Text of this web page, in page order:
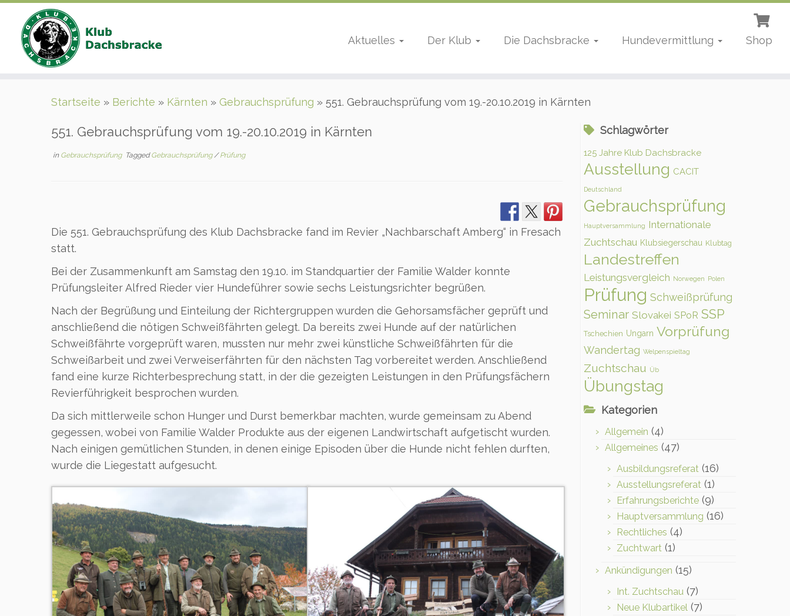
Aktuelles Der Klub Die Dachsbracke Hundevermittlung Shop
Startseite » Berichte » Kärnten » Gebrauchsprüfung » 551. Gebrauchsprüfung vom 19.-20.10.2019 in Kärnten
551. Gebrauchsprüfung vom 19.-20.10.2019 in Kärnten
in Gebrauchsprüfung TaggedGebrauchsprüfung/Prüfung
Die 551. Gebrauchsprüfung des Klub Dachsbracke fand im Revier „Nachbarschaft Amberg“ in Fresach
statt.
Bei der Zusammenkunft am Samstag den 19.10. im Standquartier der Familie Walder konnte
Prüfungsleiter Alfred Rieder vier Hundeführer sowie sechs Leistungsrichter begrüßen.
Nach der Begrüßung und Einteilung der Richtergruppen wurden die Gehorsamsfächer geprüft und
anschließend die nötigen Schweißfährten gelegt. Da bereits zwei Hunde auf der natürlichen
Schweißfährte vorgeprüft waren, mussten nur mehr zwei künstliche Schweißfährten für die
Schweißarbeit und zwei Verweiserfährten für den nächsten Tag vorbereitet werden. Anschließend
fand eine kurze Richterbesprechung statt, in der die gezeigten Leistungen in den Prüfungsfächern
Revierführigkeit besprochen wurden.
Da sich mittlerweile schon Hunger und Durst bemerkbar machten, wurde gemeinsam zu Abend
gegessen, wobei von Familie Walder Produkte aus der eigenen Landwirtschaft aufgetischt wurden.
Nach einigen gemütlichen Stunden, in denen einige Episoden über die Hunde nicht fehlen durften,
wurde die Liegestatt aufgesucht.
Schlagwörter
125 Jahre Klub Dachsbracke
Ausstellung CACIT
Deutschland
Gebrauchsprüfung
Hauptversammlung Internationale
Zuchtschau Klubsiegerschau Klubtag
Landestreffen
Leistungsvergleich Norwegen Polen
Prüfung Schweißprüfung
Seminar Slovakei SPoR SSP
Tschechien Ungarn Vorprüfung
Wandertag Welpenspieltag
Zuchtschau Üb
Übungstag
Kategorien
Allgemein (4)
Allgemeines (47)
Ausbildungsreferat (16)
Ausstellungsreferat (1)
Erfahrungsberichte (9)
Hauptversammlung (16)
Rechtliches (4)
Zuchtwart (1)
Ankündigungen (15)
Int. Zuchtschau (7)
Neue Klubartikel (7)